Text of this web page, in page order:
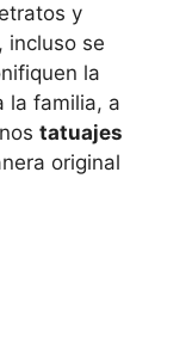
y
incluso se
la
la familia, a
tatuajes
original